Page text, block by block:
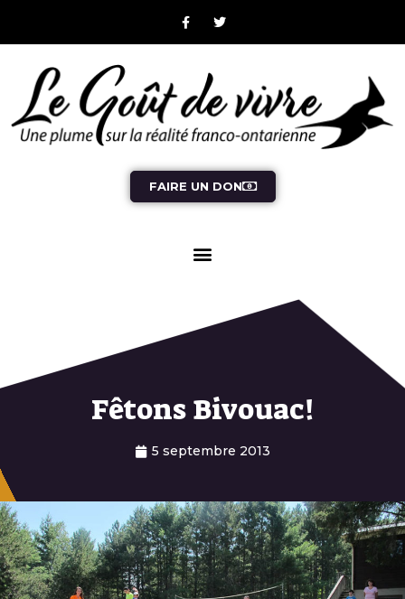
FAIRE UN DON
Fêtons Bivouac!
5 septembre 2013